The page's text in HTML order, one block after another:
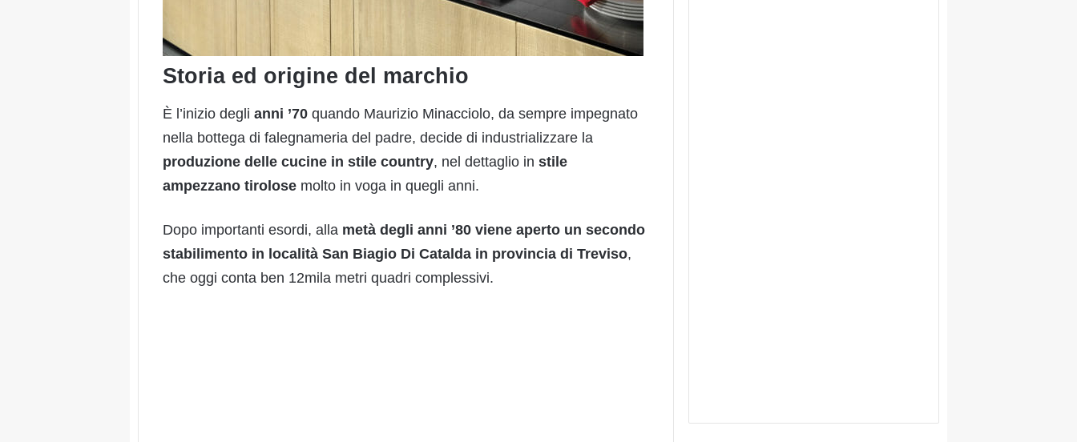
Storia ed origine del marchio
È l’inizio degli anni ’70 quando Maurizio Minacciolo, da sempre impegnato
nella bottega di falegnameria del padre, decide di industrializzare la
produzione delle cucine in stile country, nel dettaglio in stile
ampezzano tirolose molto in voga in quegli anni.
Dopo importanti esordi, alla metà degli anni ’80 viene aperto un secondo
stabilimento in località San Biagio Di Catalda in provincia di Treviso,
che oggi conta ben 12mila metri quadri complessivi.